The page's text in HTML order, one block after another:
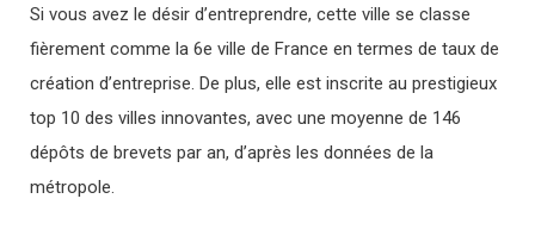
Si vous avez le désir d’entreprendre, cette ville se classe
fièrement comme la 6e ville de France en termes de taux de
création d’entreprise. De plus, elle est inscrite au prestigieux
top 10 des villes innovantes, avec une moyenne de 146
dépôts de brevets par an, d’après les données de la
métropole.